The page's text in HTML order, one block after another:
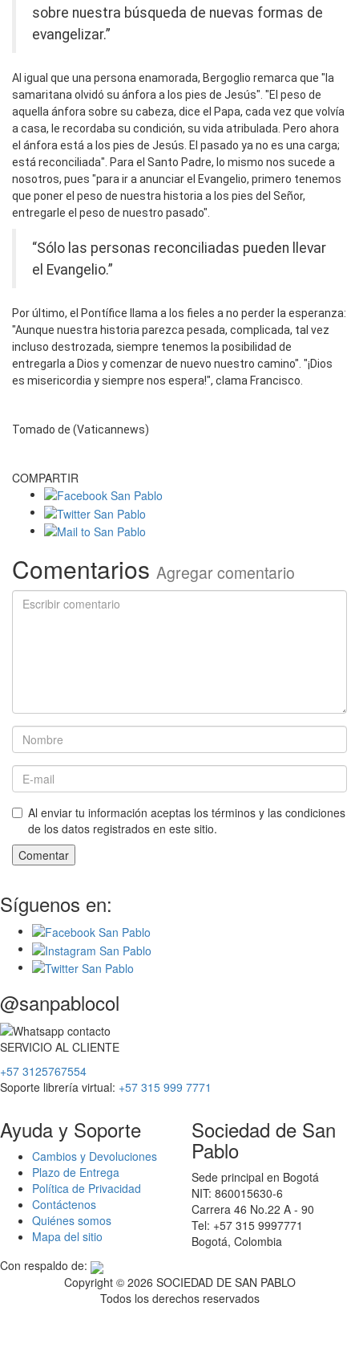
sobre nuestra búsqueda de nuevas formas de
evangelizar.”
Al igual que una persona enamorada, Bergoglio remarca que "la
samaritana olvidó su ánfora a los pies de Jesús". "El peso de
aquella ánfora sobre su cabeza, dice el Papa, cada vez que volvía
a casa, le recordaba su condición, su vida atribulada. Pero ahora
el ánfora está a los pies de Jesús. El pasado ya no es una carga;
está reconciliada". Para el Santo Padre, lo mismo nos sucede a
nosotros, pues "para ir a anunciar el Evangelio, primero tenemos
que poner el peso de nuestra historia a los pies del Señor,
entregarle el peso de nuestro pasado".
“Sólo las personas reconciliadas pueden llevar
el Evangelio.”
Por último, el Pontífice llama a los fieles a no perder la esperanza:
"Aunque nuestra historia parezca pesada, complicada, tal vez
incluso destrozada, siempre tenemos la posibilidad de
entregarla a Dios y comenzar de nuevo nuestro camino". "¡Dios
es misericordia y siempre nos espera!", clama Francisco.
Tomado de (Vaticannews)
COMPARTIR
Comentarios Agregar comentario
Al enviar tu información aceptas los términos y las condiciones
de los datos registrados en este sitio.
Comentar
Síguenos en:
@sanpablocol
SERVICIO AL CLIENTE
+57 3125767554
Soporte librería virtual: +57 315 999 7771
Ayuda y Soporte
Cambios y Devoluciones
Plazo de Entrega
Política de Privacidad
Contáctenos
Quiénes somos
Mapa del sitio
Sociedad de San
Pablo
Sede principal en Bogotá
NIT: 860015630-6
Carrera 46 No.22 A - 90
Tel: +57 315 9997771
Bogotá, Colombia
Con respaldo de:
Copyright © 2026 SOCIEDAD DE SAN PABLO
Todos los derechos reservados